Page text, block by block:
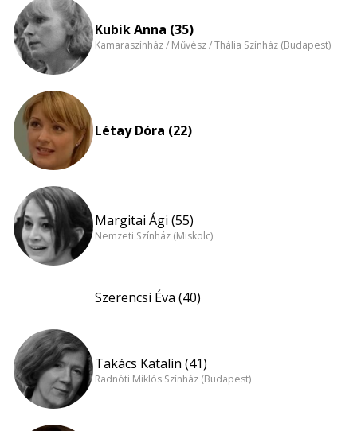
Kubik Anna (35)
Kamaraszínház / Művész / Thália Színház (Budapest)
Létay Dóra (22)
Margitai Ági (55)
Nemzeti Színház (Miskolc)
Szerencsi Éva (40)
Takács Katalin (41)
Radnóti Miklós Színház (Budapest)